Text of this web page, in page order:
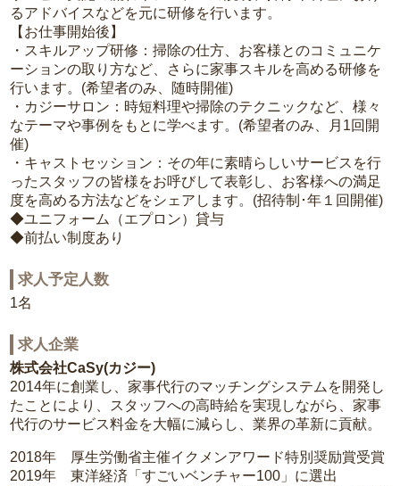
るアドバイスなどを元に研修を行います。
【お仕事開始後】
・スキルアップ研修：掃除の仕方、お客様とのコミュニケ
ーションの取り方など、さらに家事スキルを高める研修を
行います。(希望者のみ、随時開催)
・カジーサロン：時短料理や掃除のテクニックなど、様々
なテーマや事例をもとに学べます。(希望者のみ、月1回開
催)
・キャストセッション：その年に素晴らしいサービスを行
ったスタッフの皆様をお呼びして表彰し、お客様への満足
度を高める方法などをシェアします。(招待制･年１回開催)
◆ユニフォーム（エプロン）貸与
◆前払い制度あり
求人予定人数
1名
求人企業
株式会社CaSy(カジー)
2014年に創業し、家事代行のマッチングシステムを開発し
たことにより、スタッフへの高時給を実現しながら、家事
代行のサービス料金を大幅に減らし、業界の革新に貢献。
2018年 厚生労働省主催イクメンアワード特別奨励賞受賞
2019年 東洋経済「すごいベンチャー100」に選出